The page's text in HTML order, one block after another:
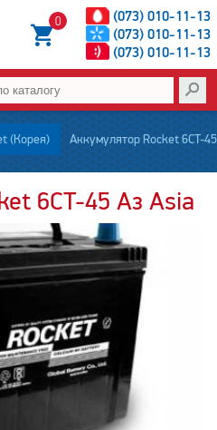
(073) 010-11-13
(073) 010-11-13
(073) 010-11-13
0
(Корея) Аккумулятор Rocket 6CT-45
6CT-45 Aз Asia